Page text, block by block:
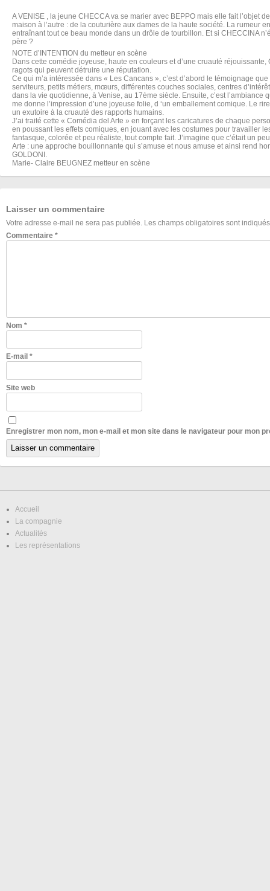
A VENISE , la jeune CHECCA va se marier avec BEPPO mais elle fait l’objet
maison à l’autre : de la couturière aux dames de la haute société. La rumeur
entraînant tout ce beau monde dans un drôle de tourbillon. Et si CHECCINA
père ?
NOTE d’INTENTION du metteur en scène
Dans cette comédie joyeuse, haute en couleurs et d’une cruauté réjouissante,
ragots qui peuvent détruire une réputation.
Ce qui m’a intéressée dans « Les Cancans », c’est d’abord le témoignage
serviteurs, petits métiers, mœurs, différentes couches sociales, centres
dans la vie quotidienne, à Venise, au 17ème siècle. Ensuite, c’est l’ambiance
me donne l’impression d’une joyeuse folie, d ‘un emballement comique. Le
un exutoire à la cruauté des rapports humains.
J’ai traité cette « Comédia del Arte » en forçant les caricatures de chaque
en poussant les effets comiques, en jouant avec les costumes pour travailler
fantasque, colorée et peu réaliste, tout compte fait. J’imagine que c’était un
Arte : une approche bouillonnante qui s’amuse et nous amuse et ainsi rend
GOLDONI.
Marie- Claire BEUGNEZ metteur en scène
Laisser un commentaire
Votre adresse e-mail ne sera pas publiée. Les champs obligatoires sont
Commentaire *
Nom *
E-mail *
Site web
Enregistrer mon nom, mon e-mail et mon site dans le navigateur pour mon
Accueil
La compagnie
Actualités
Les représentations